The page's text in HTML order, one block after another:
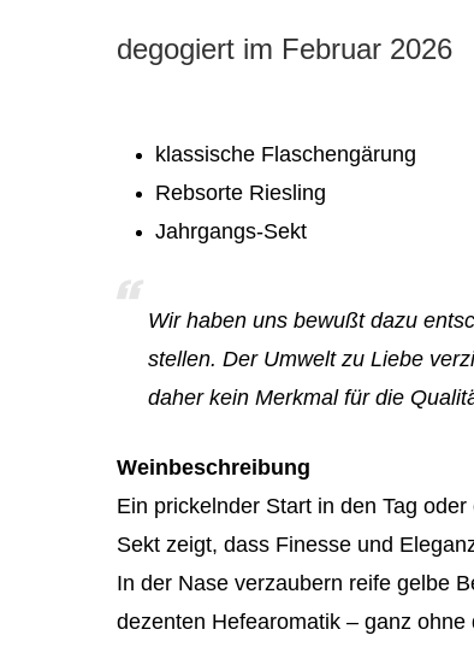
degogiert im Februar 2026
klassische Flaschengärung
Rebsorte Riesling
Jahrgangs-Sekt
Wir haben uns bewußt dazu
stellen. Der Umwelt zu Liebe
daher kein Merkmal für die
Weinbeschreibung
Ein prickelnder Start in den Tag
Sekt zeigt, dass Finesse und
In der Nase verzaubern reife gelbe
dezenten Hefearomatik – ganz